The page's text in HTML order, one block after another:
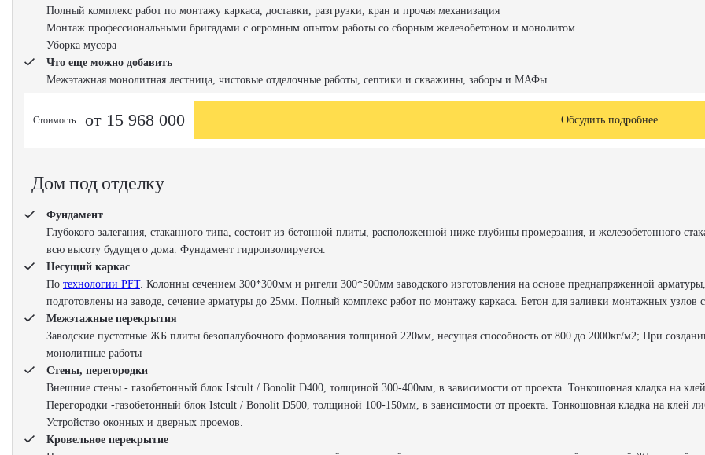
Полный комплекс работ по монтажу каркаса, доставки, разгрузки, кран и прочая механизация
Монтаж профессиональными бригадами с огромным опытом работы со сборным железобетоном и монолитом
Уборка мусора
Что еще можно добавить
Межэтажная монолитная лестница, чистовые отделочные работы, септики и скважины, заборы и МАФы
Стоимость от 15 968 000 Обсудить подробнее
Дом под отделку
Фундамент
Глубокого залегания, стаканного типа, состоит из бетонной плиты, расположенной ниже глубины промерзания, и железобетонного
всю высоту будущего дома. Фундамент гидроизолируется.
Несущий каркас
По технологии PFT. Колонны сечением 300*300мм и ригели 300*500мм заводского изготовления на основе преднапряженной
подготовлены на заводе, сечение арматуры до 25мм. Полный комплекс работ по монтажу каркаса. Бетон для заливки монтажных
Межэтажные перекрытия
Заводские пустотные ЖБ плиты безопалубочного формования толщиной 220мм, несущая способность от 800 до 2000кг/м2; При
монолитные работы
Стены, перегородки
Внешние стены - газобетонный блок Istcult / Bonolit D400, толщиной 300-400мм, в зависимости от проекта. Тонкошовная кладка на
Перегородки -газобетонный блок Istcult / Bonolit D500, толщиной 100-150мм, в зависимости от проекта. Тонкошовная кладка на клей
Устройство оконных и дверных проемов.
Кровельное перекрытие